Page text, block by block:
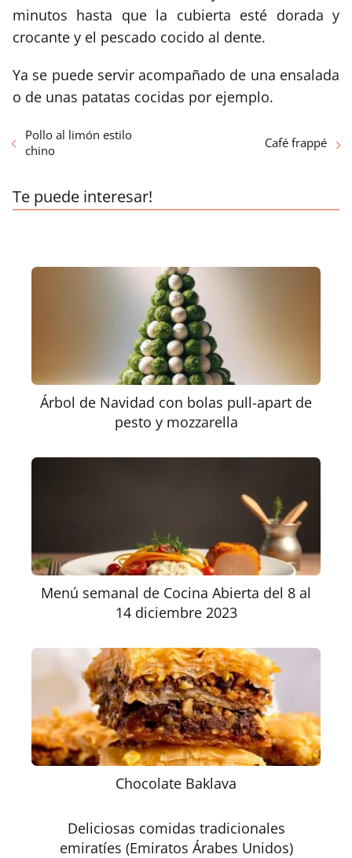
minutos hasta que la cubierta esté dorada y
crocante y el pescado cocido al dente.
Ya se puede servir acompañado de una ensalada
o de unas patatas cocidas por ejemplo.
Pollo al limón estilo
chino
Café frappé
Te puede interesar!
Árbol de Navidad con bolas pull-apart de
pesto y mozzarella
Menú semanal de Cocina Abierta del 8 al
14 diciembre 2023
Chocolate Baklava
Deliciosas comidas tradicionales
emiratíes (Emiratos Árabes Unidos)